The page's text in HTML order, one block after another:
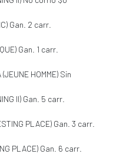
Gan. 2 carr.
Gan. 1 carr.
(JEUNE HOMME) Sin
II) Gan. 5 carr.
PLACE) Gan. 3 carr.
PLACE) Gan. 6 carr.